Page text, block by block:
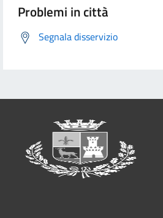
Problemi in città
Segnala disservizio